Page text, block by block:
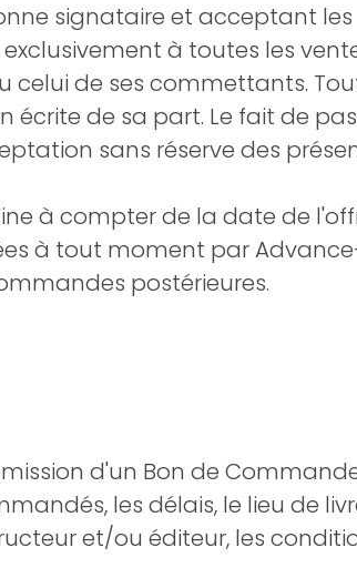
signataire et acceptant les
à toutes les
de ses commettants.
de sa part. Le fait de
sans réserve des
à compter de la date de
à tout moment par
postérieures.
d'un Bon de
les délais, le lieu de
et/ou éditeur, les